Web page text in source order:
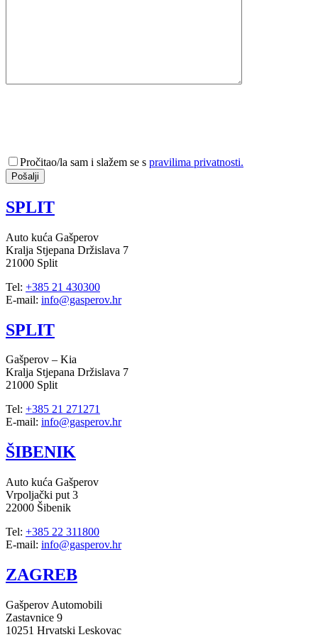
Pročitao/la sam i slažem se s pravilima privatnosti.
SPLIT
Auto kuća Gašperov
Kralja Stjepana Držislava 7
21000 Split
Tel: +385 21 430300
E-mail: info@gasperov.hr
SPLIT
Gašperov – Kia
Kralja Stjepana Držislava 7
21000 Split
Tel: +385 21 271271
E-mail: info@gasperov.hr
ŠIBENIK
Auto kuća Gašperov
Vrpoljački put 3
22000 Šibenik
Tel: +385 22 311800
E-mail: info@gasperov.hr
ZAGREB
Gašperov Automobili
Zastavnice 9
10251 Hrvatski Leskovac